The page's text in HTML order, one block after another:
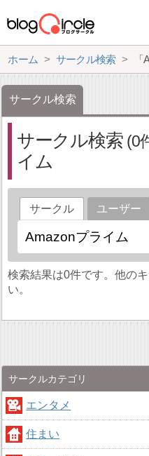
ホーム サークル検索
サークル検索
サークル検索 0
イム
サークル ユーザー
検索結果は0件です。他の
い。
サークルカテゴリ
エンタメ
住まい